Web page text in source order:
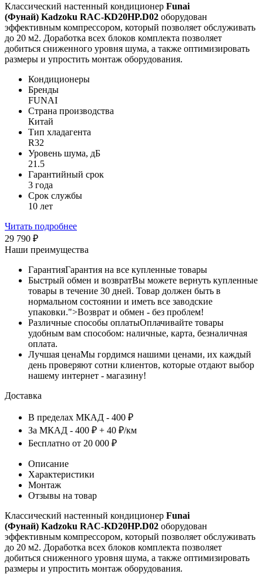
Классический настенный кондиционер Funai
(Фунай) Kadzoku RAC-KD20HP.D02 оборудован
эффективным компрессором, который позволяет обслуживать
до 20 м2. Доработка всех блоков комплекта позволяет
добиться сниженного уровня шума, а также оптимизировать
размеры и упростить монтаж оборудования.
Кондиционеры
Бренды
FUNAI
Страна производства
Китай
Тип хладагента
R32
Уровень шума, дБ
21.5
Гарантийный срок
3 года
Срок службы
10 лет
Читать подробнее
29 790 ₽
Наши преимущества
ГарантияГарантия на все купленные товары
Быстрый обмен и возвратВы можете вернуть купленные
товары в течение 30 дней. Товар должен быть в
нормальном состоянии и иметь все заводские
упаковки.">Возврат и обмен - без проблем!
Различные способы оплатыОплачивайте товары
удобным вам способом: наличные, карта, безналичная
оплата.
Лучшая ценаМы гордимся нашими ценами, их каждый
день проверяют сотни клиентов, которые отдают выбор
нашему интернет - магазину!
Доставка
В пределах МКАД - 400 ₽
За МКАД - 400 ₽ + 40 ₽/км
Бесплатно от 20 000 ₽
Описание
Характеристики
Монтаж
Отзывы на товар
Классический настенный кондиционер Funai
(Фунай) Kadzoku RAC-KD20HP.D02 оборудован
эффективным компрессором, который позволяет обслуживать
до 20 м2. Доработка всех блоков комплекта позволяет
добиться сниженного уровня шума, а также оптимизировать
размеры и упростить монтаж оборудования.